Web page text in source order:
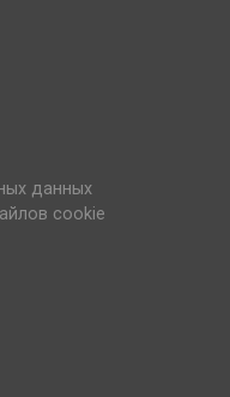
данных
cookie